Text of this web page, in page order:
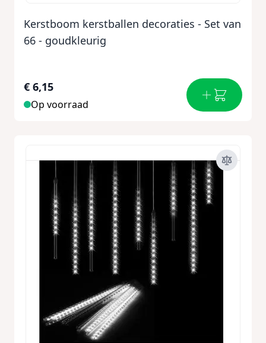
Kerstboom kerstballen decoraties - Set van
66 - goudkleurig
€ 6,15
Op voorraad